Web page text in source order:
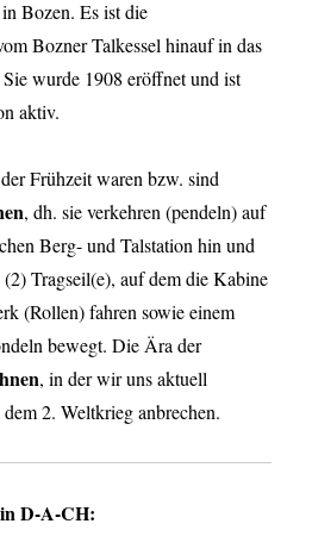
Bozen. Es ist die
Bozner Talkessel hinauf in das
wurde 1908 eröffnet und ist
aktiv.
Frühzeit waren bzw. sind
, dh. sie verkehren (pendeln) auf
Berg- und Talstation hin und
Tragseil(e), auf dem die Kabine
(Rollen) fahren sowie einem
bewegt. Die Ära der
, in der wir uns aktuell
2. Weltkrieg anbrechen.
D-A-CH: